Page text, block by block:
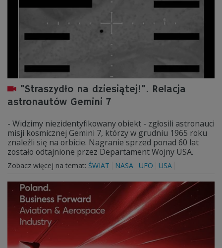
"Straszydło na dziesiątej!". Relacja
astronautów Gemini 7
- Widzimy niezidentyfikowany obiekt - zgłosili astronauci
misji kosmicznej Gemini 7, którzy w grudniu 1965 roku
znaleźli się na orbicie. Nagranie sprzed ponad 60 lat
zostało odtajnione przez Departament Wojny USA.
Zobacz więcej na temat: ŚWIAT NASA UFO USA